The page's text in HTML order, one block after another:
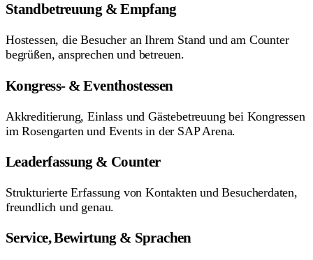
Standbetreuung & Empfang
Hostessen, die Besucher an Ihrem Stand und am Counter
begrüßen, ansprechen und betreuen.
Kongress- & Eventhostessen
Akkreditierung, Einlass und Gästebetreuung bei Kongressen
im Rosengarten und Events in der SAP Arena.
Leaderfassung & Counter
Strukturierte Erfassung von Kontakten und Besucherdaten,
freundlich und genau.
Service, Bewirtung & Sprachen